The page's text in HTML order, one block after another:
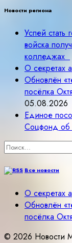
Новости региона
Успей
войска
колледжах
О секретах
Обновлён
посёлка
05.08.2026
Единое
Соцфонд об
Найти:
Все новости
О секретах
Обновлён
посёлка
© 2026 Новости